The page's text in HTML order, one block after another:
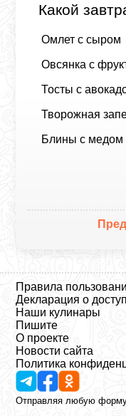
Какой
Омлет с сыром
Овсянка с
Тосты с
Творожная
Блины с медом
Правила
Декларация о
Наши кулинары
Пишите
О проекте
Новости сайта
Политика
Отправляя любую форму